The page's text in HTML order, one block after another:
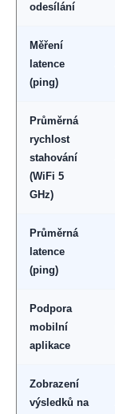
odesílání
Měření
latence
(ping)
Průměrná
rychlost
stahování
(WiFi 5
GHz)
Průměrná
latence
(ping)
Podpora
mobilní
aplikace
Zobrazení
výsledků na